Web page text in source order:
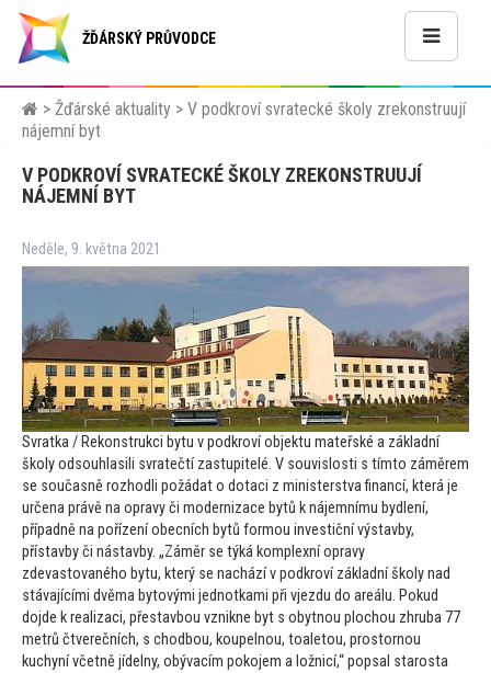
ŽĎÁRSKÝ PRŮVODCE
> Žďárské aktuality > V podkroví svratecké školy zrekonstruují
nájemní byt
V PODKROVÍ SVRATECKÉ ŠKOLY ZREKONSTRUUJÍ
NÁJEMNÍ BYT
Neděle, 9. května 2021
Svratka / Rekonstrukci bytu v podkroví objektu mateřské a základní
školy odsouhlasili svratečtí zastupitelé. V souvislosti s tímto záměrem
se současně rozhodli požádat o dotaci z ministerstva financí, která je
určena právě na opravy či modernizace bytů k nájemnímu bydlení,
případně na pořízení obecních bytů formou investiční výstavby,
přístavby či nástavby. „Záměr se týká komplexní opravy
zdevastovaného bytu, který se nachází v podkroví základní školy nad
stávajícími dvěma bytovými jednotkami při vjezdu do areálu. Pokud
dojde k realizaci, přestavbou vznikne byt s obytnou plochou zhruba 77
metrů čtverečních, s chodbou, koupelnou, toaletou, prostornou
kuchyní včetně jídelny, obývacím pokojem a ložnicí,“ popsal starosta